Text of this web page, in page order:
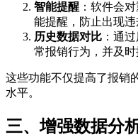
智能提醒 ：软件会
能提醒，防止出现违
历史数据对比 ：通
常报销行为，并及时
这些功能不仅提高了报销
水平。
三、增强数据分